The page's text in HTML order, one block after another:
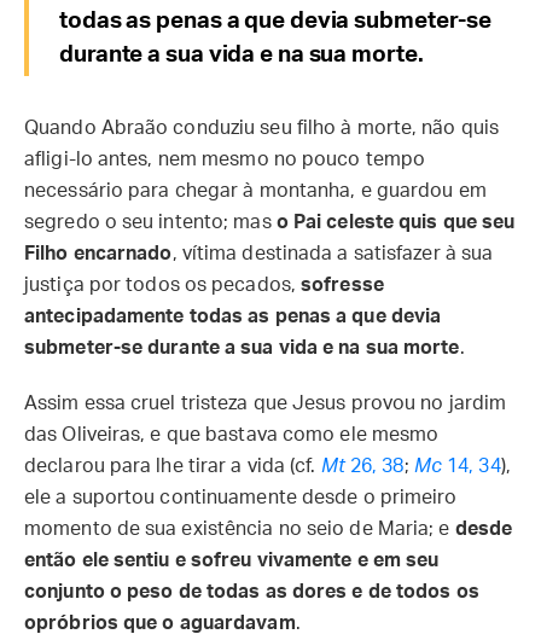
todas as penas a que devia submeter-se
durante a sua vida e na sua morte.
Quando Abraão conduziu seu filho à morte, não quis
afligi-lo antes, nem mesmo no pouco tempo
necessário para chegar à montanha, e guardou em
segredo o seu intento; mas o Pai celeste quis que seu
Filho encarnado, vítima destinada a satisfazer à sua
justiça por todos os pecados,sofresse
antecipadamente todas as penas a que devia
submeter-se durante a sua vida e na sua morte.
Assim essa cruel tristeza que Jesus provou no jardim
das Oliveiras, e que bastava como ele mesmo
declarou para lhe tirar a vida (cf. Mt26, 38; Mc14, 34),
ele a suportou continuamente desde o primeiro
momento de sua existência no seio de Maria; e desde
então ele sentiu e sofreu vivamente e em seu
conjunto o peso de todas as dores e de todos os
opróbrios que o aguardavam.